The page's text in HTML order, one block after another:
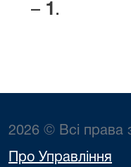
– 1 .
2026 © Всі права
Про Управління